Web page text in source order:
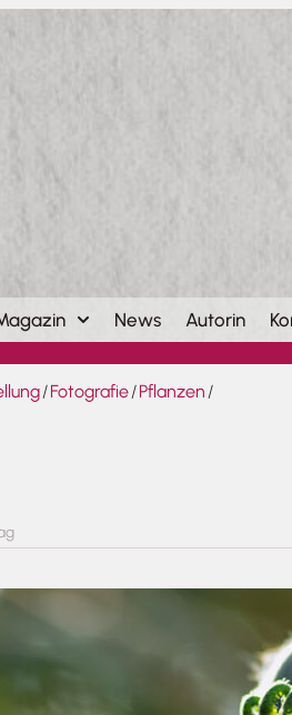
News Autorin
/Fotografie/Pflanzen /